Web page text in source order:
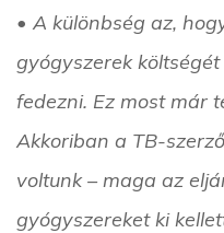
• A különbség az,
gyógyszerek
fedezni. Ez most már
Akkoriban a TB-
voltunk – maga az
gyógyszereket ki